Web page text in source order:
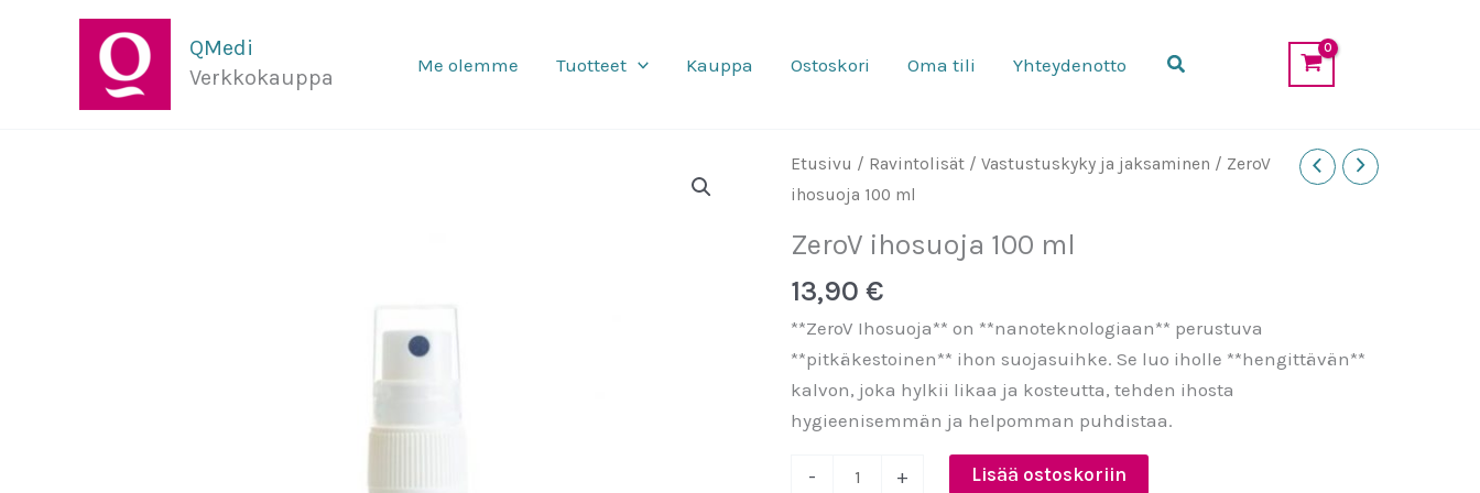
QMedi
Verkkokauppa
Me olemme Tuotteet Kauppa Ostoskori Oma tili Yhteydenotto Etsi
Etusivu / Ravintolisät /Vastustuskyky ja jaksaminen / ZeroV
ihosuoja 100 ml
ZeroV ihosuoja 100 ml
13,90€
**ZeroV Ihosuoja** on **nanoteknologiaan** perustuva
**pitkäkestoinen** ihon suojasuihke. Se luo iholle **hengittävän**
kalvon, joka hylkii likaa ja kosteutta, tehden ihosta
hygieenisemmän ja helpomman puhdistaa.
- + Lisää ostoskoriin
määrä